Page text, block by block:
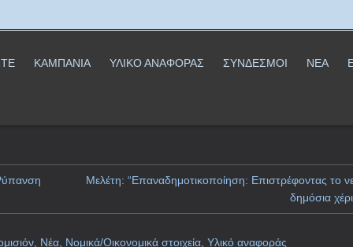
ΚΑΜΠΑΝΙΑ ΥΛΙΚΟ ΑΝΑΦΟΡΑΣ ΣΥΝΔΕΣΜΟΙ ΝΕΑ
Μελέτη: “Επαναδημοτικοποίηση: Επιστρέφοντας το
δημόσια
Νέα Νομικά/Οικονομικά στοιχεία Υλικό αναφοράς